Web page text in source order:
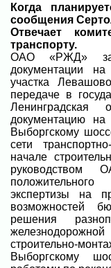
Когда
сообщения
Отвечает
транспорту.
ОАО «РЖД»
документации на
участка
передаче в
Ленинградская
документацию
Выборгскому
сети
начале
экспертизы на
возможностей
решения
строительно-
Выборгскому